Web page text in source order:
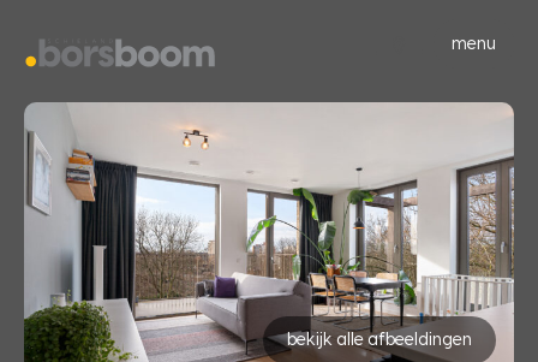
menu
bekijk alle afbeeldingen